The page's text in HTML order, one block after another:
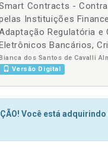
Contracts -
Instituições
Regulatória e
Bancários,
dos Santos de Cavalli
Versão Digital
-
Você está